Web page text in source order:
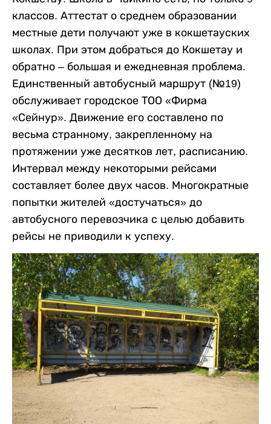
классов. Аттестат о среднем образовании
местные дети получают уже в кокшетауских
школах. При этом добраться до Кокшетау и
обратно – большая и ежедневная проблема.
Единственный автобусный маршрут (№19)
обслуживает городское ТОО «Фирма
«Сейнур». Движение его составлено по
весьма странному, закрепленному на
протяжении уже десятков лет, расписанию.
Интервал между некоторыми рейсами
составляет более двух часов. Многократные
попытки жителей «достучаться» до
автобусного перевозчика с целью добавить
рейсы не приводили к успеху.